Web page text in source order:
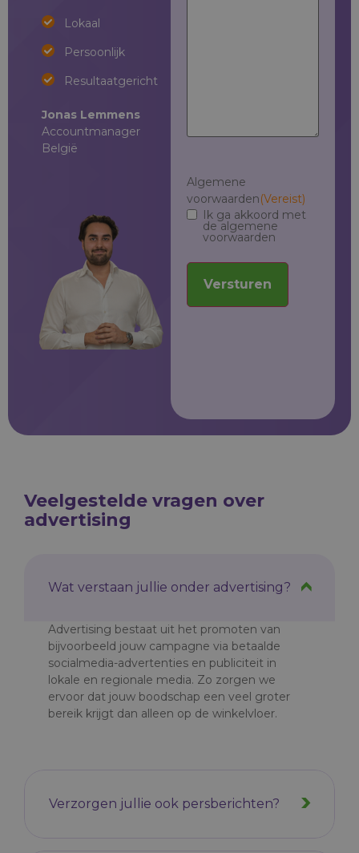
Lokaal
Persoonlijk
Resultaatgericht
Jonas Lemmens
Accountmanager
België
Algemene
voorwaarden(Vereist)
Ik ga akkoord met
de algemene
voorwaarden
Versturen
Veelgestelde vragen over
advertising
Wat verstaan jullie onder advertising?
Advertising bestaat uit het promoten van
bijvoorbeeld jouw campagne via betaalde
socialmedia-advertenties en publiciteit in
lokale en regionale media. Zo zorgen we
ervoor dat jouw boodschap een veel groter
bereik krijgt dan alleen op de winkelvloer.
Verzorgen jullie ook persberichten?